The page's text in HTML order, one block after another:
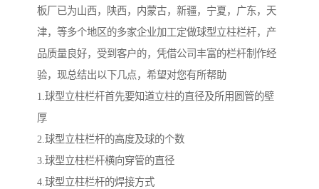
板厂已为山西，陕西，内蒙古，新疆，宁夏，广东，天
津，等多个地区的多家企业加工定做球型立柱栏杆，产
品质量良好，受到客户的，凭借公司丰富的栏杆制作经
验，现总结出以下几点，希望对您有所帮助
1.球型立柱栏杆首先要知道立柱的直径及所用圆管的壁
厚
2.球型立柱栏杆的高度及球的个数
3.球型立柱栏杆横向穿管的直径
4.球型立柱栏杆的焊接方式